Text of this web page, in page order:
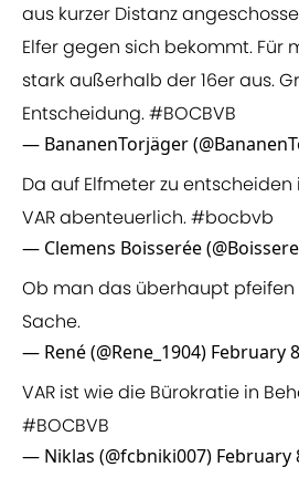
aus kurzer Distanz
Elfer gegen sich bekommt. Für
stark außerhalb der 16er aus.
Entscheidung.#BOCBVB
— BananenTorjäger
Da auf Elfmeter zu
VAR abenteuerlich.#bocbvb
— Clemens Boisserée
Ob man das überhaupt pfeifen
Sache.
— René (@Rene_1904) February
VAR ist wie die Bürokratie in
#BOCBVB
— Niklas (@fcbniki007) February